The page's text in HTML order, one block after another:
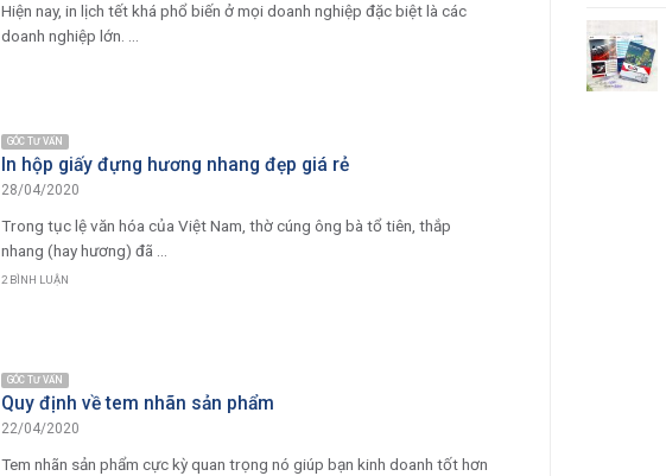
Hiện nay, in lịch tết khá phổ biến ở mọi doanh nghiệp đặc biệt là các
doanh nghiệp lớn. ...
GÓC TƯ VẤN
In hộp giấy đựng hương nhang đẹp giá rẻ
28/04/2020
Trong tục lệ văn hóa của Việt Nam, thờ cúng ông bà tổ tiên, thắp
nhang (hay hương) đã ...
2 BÌNH LUẬN
GÓC TƯ VẤN
Quy định về tem nhãn sản phẩm
22/04/2020
Tem nhãn sản phẩm cực kỳ quan trọng nó giúp bạn kinh doanh tốt hơn